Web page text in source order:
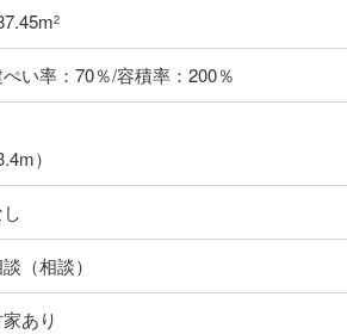
2
い率：70％/容積率：200％
）
（相談）
あり